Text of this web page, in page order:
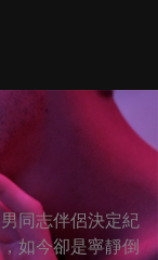
同志伴侶決定紀
如今卻是寧靜倒